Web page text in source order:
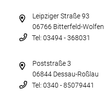
Leipziger Straße 93
06766 Bitterfeld-Wolfen
Tel: 03494 - 368031
Poststraße 3
06844 Dessau-Roßlau
Tel: 0340 - 85079441